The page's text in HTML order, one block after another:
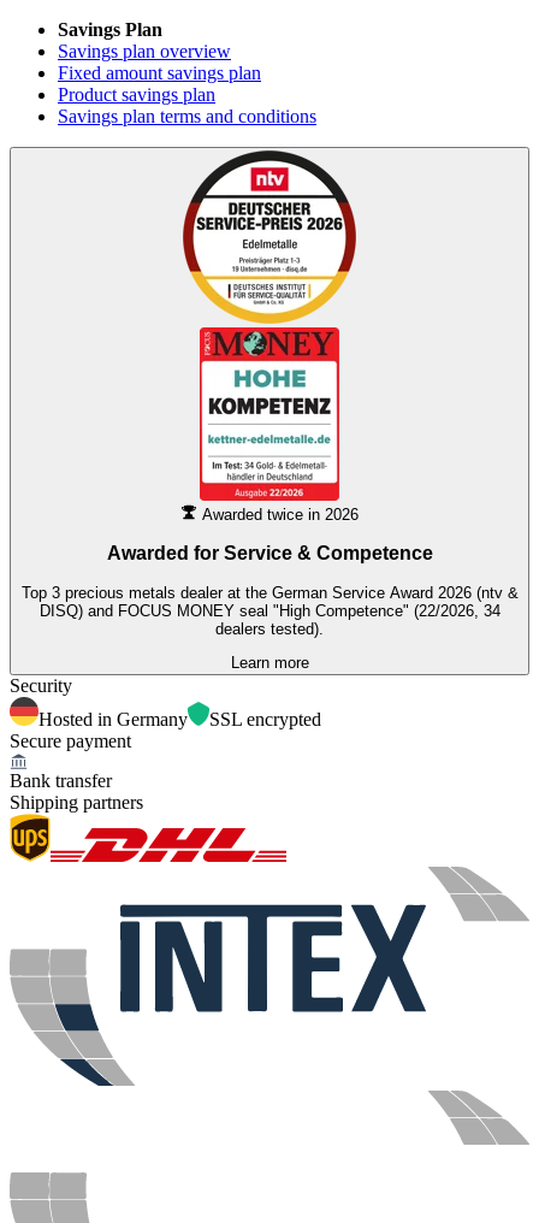
Savings Plan
Savings plan overview
Fixed amount savings plan
Product savings plan
Savings plan terms and conditions
Awarded twice in 2026
Awarded for Service & Competence
Top 3 precious metals dealer at the German Service Award 2026 (ntv &
DISQ) and FOCUS MONEY seal "High Competence" (22/2026, 34
dealers tested).
Learn more
Security
Hosted in Germany
SSL encrypted
Secure payment
Bank transfer
Shipping partners